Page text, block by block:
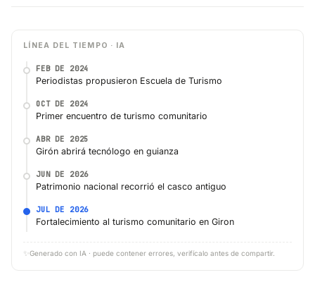
LÍNEA DEL TIEMPO · IA
FEB DE 2024
Periodistas propusieron Escuela de Turismo
OCT DE 2024
Primer encuentro de turismo comunitario
ABR DE 2025
Girón abrirá tecnólogo en guianza
JUN DE 2026
Patrimonio nacional recorrió el casco antiguo
JUL DE 2026
Fortalecimiento al turismo comunitario en Giron
✨ Generado con IA · puede contener errores, verifícalo antes de compartir.